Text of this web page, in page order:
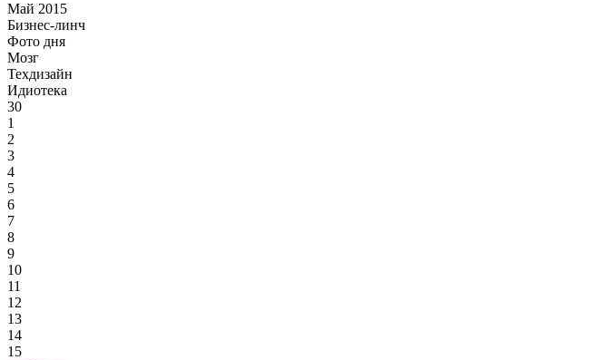
Май 2015
Бизнес-линч
Фото дня
Мозг
Техдизайн
Идиотека
30
1
2
3
4
5
6
7
8
9
10
11
12
13
14
15